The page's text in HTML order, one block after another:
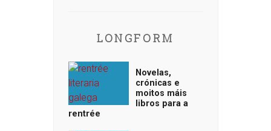
LONGFORM
Novelas,
crónicas e
moitos máis
libros para a
rentrée